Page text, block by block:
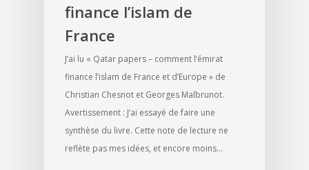
finance l’islam de
France
J’ai lu « Qatar papers – comment l’émirat
finance l’islam de France et d’Europe » de
Christian Chesnot et Georges Malbrunot.
Avertissement : J’ai essayé de faire une
synthèse du livre. Cette note de lecture ne
reflète pas mes idées, et encore moins…